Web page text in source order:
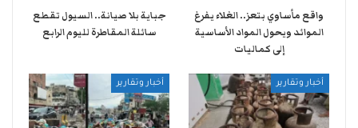
واقع مأساوي بتعز.. الغلاء يفرغ
الموائد ويحول المواد الأساسية
إلى كماليات
جباية بلا صيانة.. السيول تقطع
سائلة المقاطرة لليوم الرابع
أخبار وتقارير أخبار وتقارير